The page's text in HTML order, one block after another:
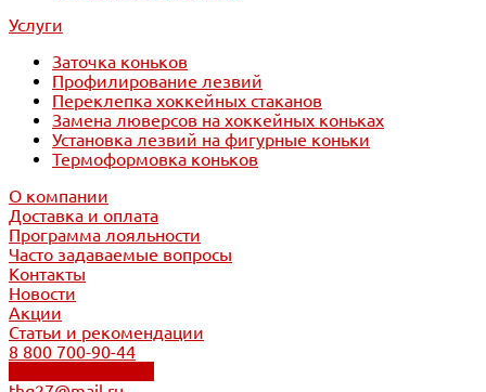
Услуги
Заточка коньков
Профилирование лезвий
Переклепка хоккейных стаканов
Замена люверсов на хоккейных коньках
Установка лезвий на фигурные коньки
Термоформовка коньков
О компании
Доставка и оплата
Программа лояльности
Часто задаваемые вопросы
Контакты
Новости
Акции
Статьи и рекомендации
8 800 700-90-44